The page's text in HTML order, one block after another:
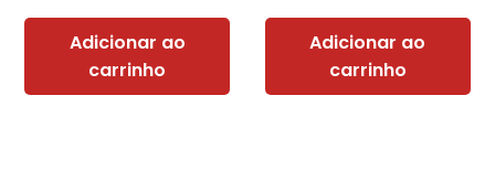
Adicionar ao
carrinho
Adicionar ao
carrinho